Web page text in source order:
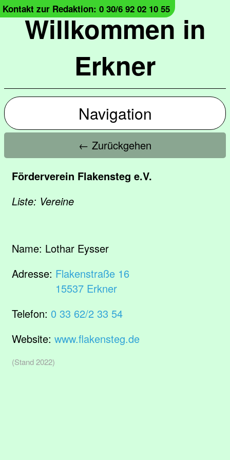
Willkommen in
Erkner
Kontakt zur Redaktion: 0 30/6 92 02 10 55
Navigation
← Zurückgehen
Förderverein Flakensteg e.V.
Liste: Vereine
Name: Lothar Eysser
Adresse: Flakenstraße 16
15537 Erkner
Telefon: 0 33 62/2 33 54
Website: www.flakensteg.de
(Stand 2022)